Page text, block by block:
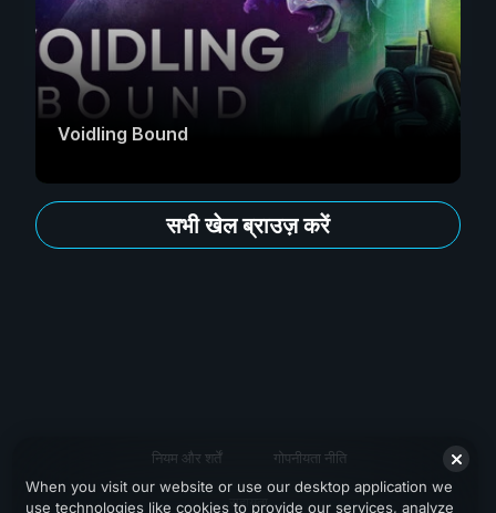
Voidling Bound
सभी खेल ब्राउज़ करें
नियम और शर्तें गोपनीयता नीति
सहायता
When you visit our website or use our desktop application we
use technologies like cookies to provide our services, analyze